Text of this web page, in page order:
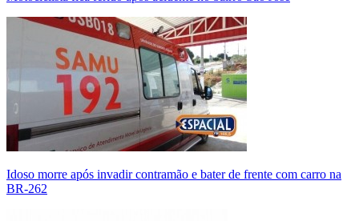
Idoso morre após invadir contramão e bater de frente com carro na
BR-262